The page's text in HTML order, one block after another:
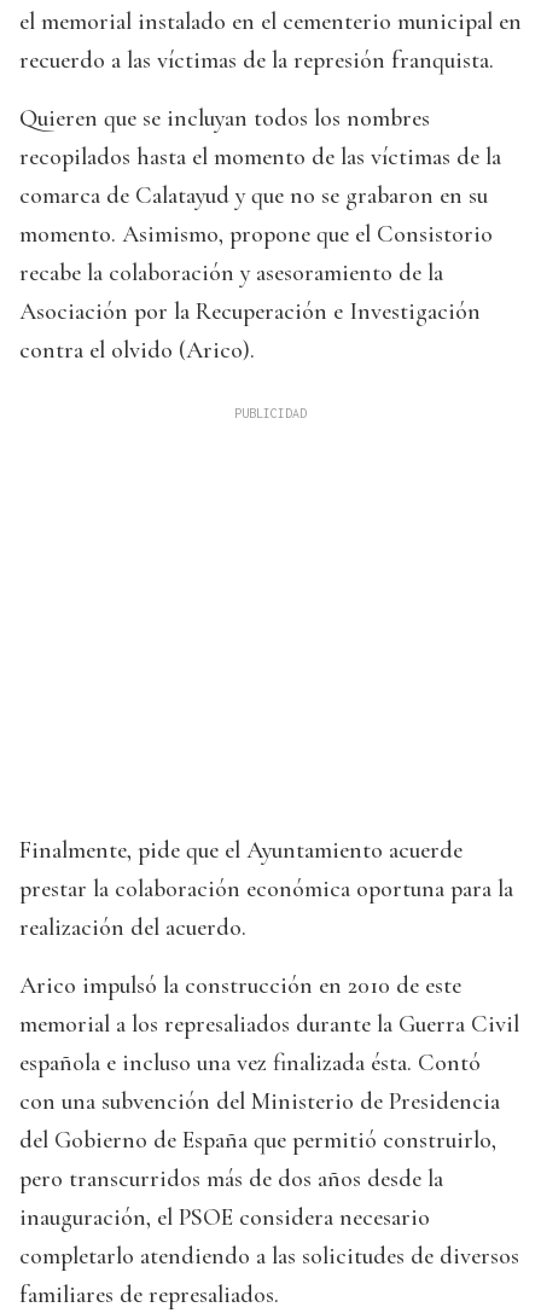
el memorial instalado en el cementerio municipal en
recuerdo a las víctimas de la represión franquista.
Quieren que se incluyan todos los nombres
recopilados hasta el momento de las víctimas de la
comarca de Calatayud y que no se grabaron en su
momento. Asimismo, propone que el Consistorio
recabe la colaboración y asesoramiento de la
Asociación por la Recuperación e Investigación
contra el olvido (Arico).
Finalmente, pide que el Ayuntamiento acuerde
prestar la colaboración económica oportuna para la
realización del acuerdo.
Arico impulsó la construcción en 2010 de este
memorial a los represaliados durante la Guerra Civil
española e incluso una vez finalizada ésta. Contó
con una subvención del Ministerio de Presidencia
del Gobierno de España que permitió construirlo,
pero transcurridos más de dos años desde la
inauguración, el PSOE considera necesario
completarlo atendiendo a las solicitudes de diversos
familiares de represaliados.